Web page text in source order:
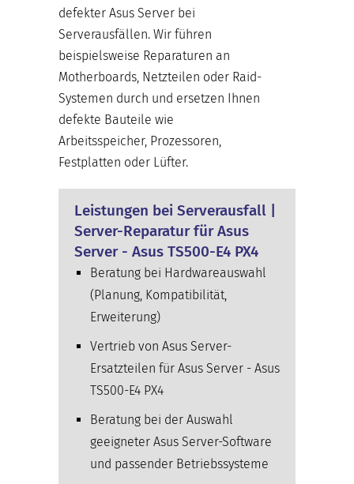
defekter Asus Server bei
Serverausfällen. Wir führen
beispielsweise Reparaturen an
Motherboards, Netzteilen oder Raid-
Systemen durch und ersetzen Ihnen
defekte Bauteile wie
Arbeitsspeicher, Prozessoren,
Festplatten oder Lüfter.
Leistungen bei Serverausfall |
Server-Reparatur für Asus
Server - Asus TS500-E4 PX4
Beratung bei Hardwareauswahl
(Planung, Kompatibilität,
Erweiterung)
Vertrieb von Asus Server-
Ersatzteilen für Asus Server - Asus
TS500-E4 PX4
Beratung bei der Auswahl
geeigneter Asus Server-Software
und passender Betriebssysteme